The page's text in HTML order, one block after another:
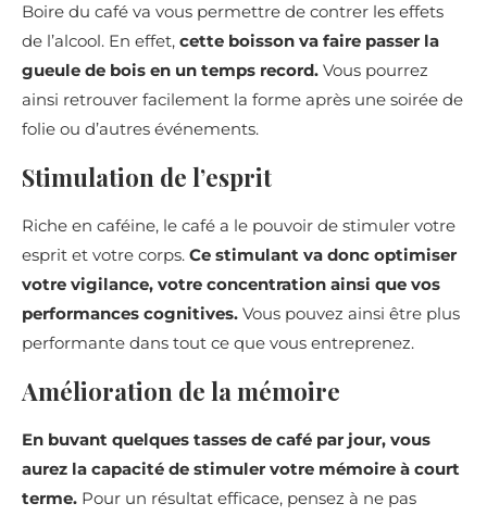
Boire du café va vous permettre de contrer les effets
de l’alcool. En effet, cette boisson va faire passer la
gueule de bois en un temps record. Vous pourrez
ainsi retrouver facilement la forme après une soirée de
folie ou d’autres événements.
Stimulation de l’esprit
Riche en caféine, le café a le pouvoir de stimuler votre
esprit et votre corps. Ce stimulant va donc optimiser
votre vigilance, votre concentration ainsi que vos
performances cognitives. Vous pouvez ainsi être plus
performante dans tout ce que vous entreprenez.
Amélioration de la mémoire
En buvant quelques tasses de café par jour, vous
aurez la capacité de stimuler votre mémoire à court
terme. Pour un résultat efficace, pensez à ne pas